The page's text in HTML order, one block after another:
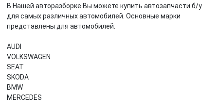
В Нашей авторазборке Вы можете купить автозапчасти б/у
для самых различных автомобилей. Основные марки
представлены для автомобилей:
AUDI
VOLKSWAGEN
SEAT
SKODA
BMW
MERCEDES